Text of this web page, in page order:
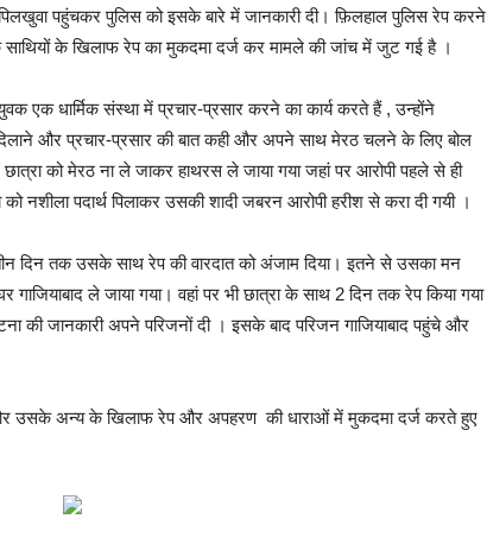
पहुंचकर पुलिस को इसके बारे में जानकारी दी। फ़िलहाल पुलिस रेप करने
के खिलाफ रेप का मुकदमा दर्ज कर मामले की जांच में जुट गई है ।
एक धार्मिक संस्था में प्रचार-प्रसार करने का कार्य करते हैं , उन्होंने
और प्रचार-प्रसार की बात कही और अपने साथ मेरठ चलने के लिए बोल
को मेरठ ना ले जाकर हाथरस ले जाया गया जहां पर आरोपी पहले से ही
नशीला पदार्थ पिलाकर उसकी शादी जबरन आरोपी हरीश से करा दी गयी ।
दिन तक उसके साथ रेप की वारदात को अंजाम दिया। इतने से उसका मन
ले जाया गया। वहां पर भी छात्रा के साथ 2 दिन तक रेप किया गया
की जानकारी अपने परिजनों दी । इसके बाद परिजन गाजियाबाद पहुंचे और
उसके अन्य के खिलाफ रेप और अपहरण की धाराओं में मुकदमा दर्ज करते हुए